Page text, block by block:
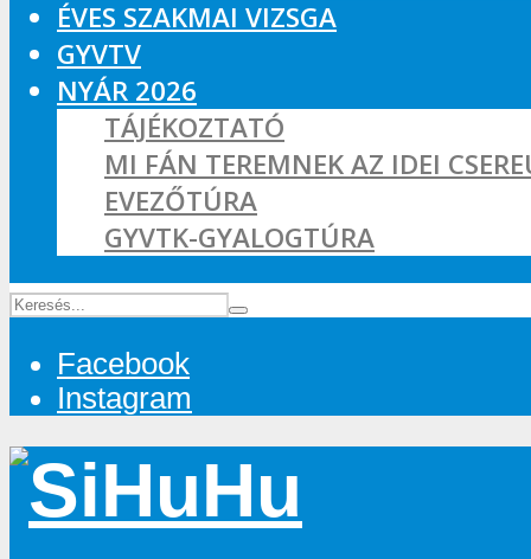
ÉVES SZAKMAI VIZSGA
GYVTV
NYÁR 2026
TÁJÉKOZTATÓ
MI FÁN TEREMNEK AZ IDEI
EVEZŐTÚRA
GYVTK-GYALOGTÚRA
Facebook
Instagram